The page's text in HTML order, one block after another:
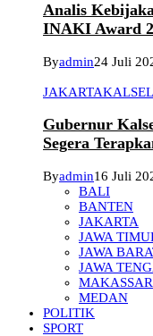
Analis
INAKI Award
Byadmin24 Juli
JAKARTAKALSEL
Gubernur
Segera
Byadmin16 Juli
BALI
BANTEN
JAKARTA
JAWA
JAWA
JAWA
MAKASSAR
MEDAN
POLITIK
SPORT